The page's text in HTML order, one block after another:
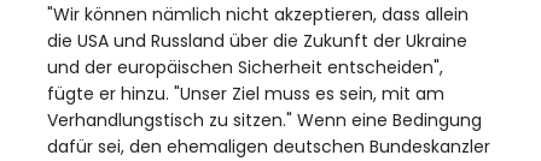
"Wir können nämlich nicht akzeptieren, dass allein
die USA und Russland über die Zukunft der Ukraine
und der europäischen Sicherheit entscheiden",
fügte er hinzu. "Unser Ziel muss es sein, mit am
Verhandlungstisch zu sitzen." Wenn eine Bedingung
dafür sei, den ehemaligen deutschen Bundeskanzler